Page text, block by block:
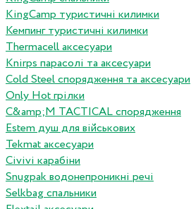
KingCamp туристичні килимки
Кемпинг туристичні килимки
Thermacell аксесуари
Knirps парасолі та аксесуари
Cold Steel спорядження та аксесуари
Only Hot грілки
C&amp;M TACTICAL спорядження
Estem душ для військових
Tekmat аксесуари
Сivivi карабіни
Snugpak водонепроникні речі
Selkbag спальники